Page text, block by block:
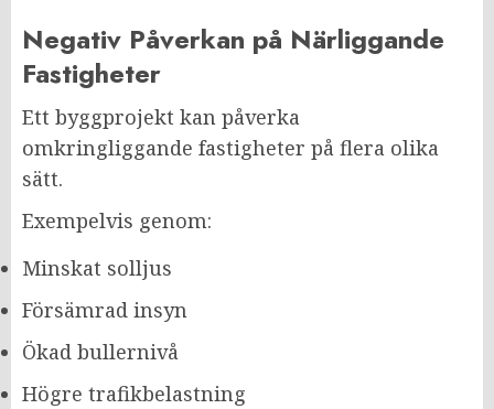
Negativ Påverkan på Närliggande
Fastigheter
Ett byggprojekt kan påverka
omkringliggande fastigheter på flera olika
sätt.
Exempelvis genom:
Minskat solljus
Försämrad insyn
Ökad bullernivå
Högre trafikbelastning